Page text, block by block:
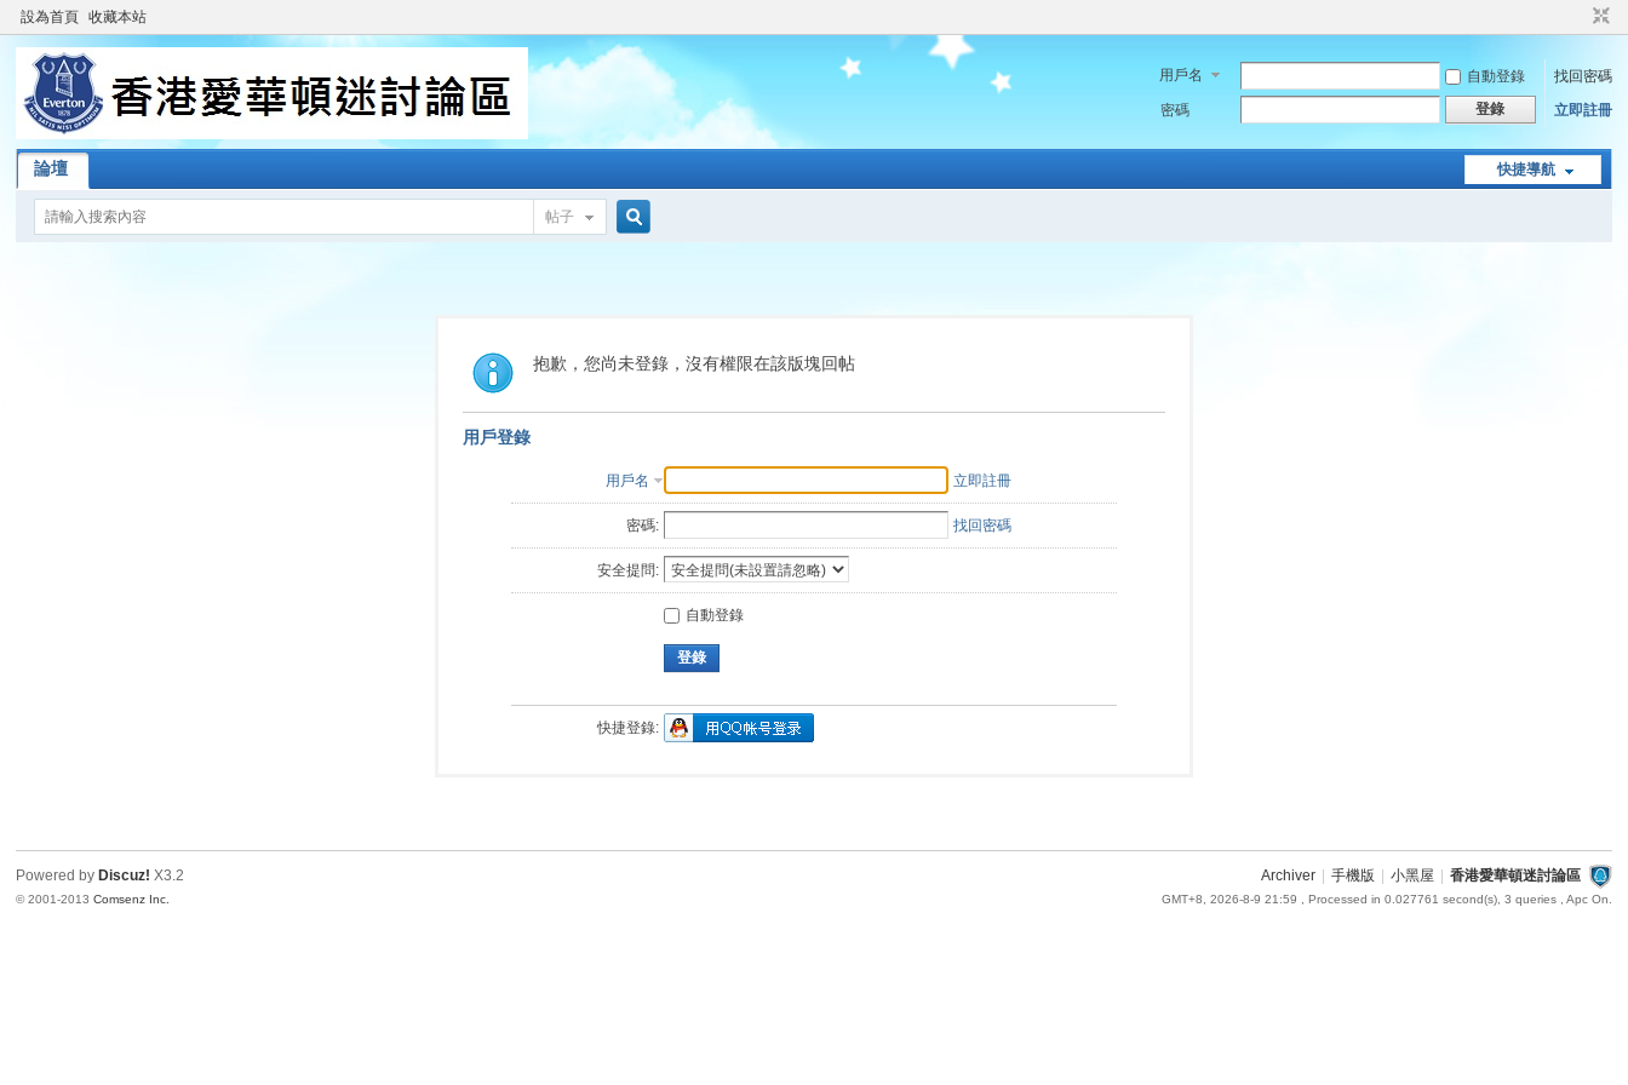
設為首頁 收藏本站
用戶名 自動登錄
找回密碼
密碼
登錄 立即註冊
快捷導航
論壇
帖子
索
抱歉，您尚未登錄，沒有權限在該版塊回帖
用戶登錄
用戶名 立即註冊
密碼: 找回密碼
安全提問:
自動登錄
登錄
快捷登錄:
Archiver 手機版 小黑屋 香港愛華頓迷討論區
GMT+8, 2026-8-9 21:59 , Processed in 0.027761 second(s), 3 queries , Apc On.
Powered by Discuz! X3.2
© 2001-2013Comsenz Inc.